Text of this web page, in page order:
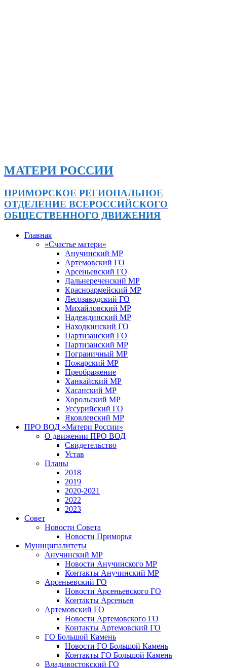
МАТЕРИ РОССИИ
ПРИМОРСКОЕ РЕГИОНАЛЬНОЕ
ОТДЕЛЕНИЕ ВСЕРОССИЙСКОГО
ОБЩЕСТВЕННОГО ДВИЖЕНИЯ
Главная
«Счастье матери»
Анучинский МР
Артемовский ГО
Арсеньевский ГО
Дальнереченский МР
Красноармейский МР
Лесозаводский ГО
Михайловский МР
Надеждинский МР
Находкинский ГО
Партизанский ГО
Партизанский МР
Пограничный МР
Пожарский МР
Преображение
Ханкайский МР
Хасанский МР
Хорольский МР
Уссурийский ГО
Яковлевский МР
ПРО ВОД «Матери России»
О движении ПРО ВОД
Свидетельство
Устав
Планы
2018
2019
2020-2021
2022
2023
Совет
Новости Совета
Новости Приморья
Муниципалитеты
Анучинский МР
Новости Анучинского МР
Контакты Анучинский МР
Арсеньевский ГО
Новости Арсеньевского ГО
Контакты Арсеньев
Артемовский ГО
Новости Артемовского ГО
Контакты Артемовский ГО
ГО Большой Камень
Новости ГО Большой Камень
Контакты ГО Большой Камень
Владивостокский ГО